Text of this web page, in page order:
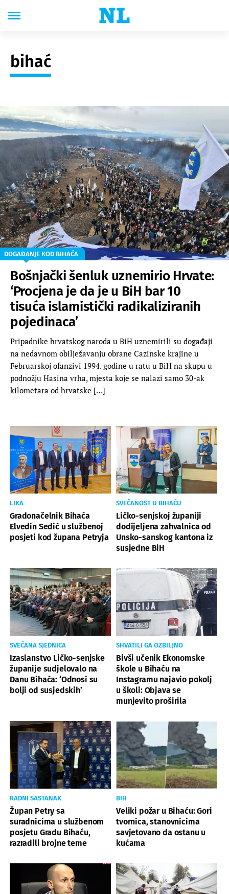
bihać
DOGAĐANJE KOD BIHAĆA
Bošnjački šenluk uznemirio Hrvate:
‘Procjena je da je u BiH bar 10
tisuća islamistički radikaliziranih
pojedinaca’
Pripadnike hrvatskog naroda u BiH uznemirili su događaji
na nedavnom obilježavanju obrane Cazinske krajine u
Februarskoj ofanzivi 1994. godine u ratu u BiH na skupu u
podnožju Hasina vrha, mjesta koje se nalazi samo 30-ak
kilometara od hrvatske […]
LIKA
Gradonačelnik Bihaća
Elvedin Sedić u službenoj
posjeti kod župana Petryja
SVEČANOST U BIHAĆU
Ličko-senjskoj županiji
dodijeljena zahvalnica od
Unsko-sanskog kantona iz
susjedne BiH
SVEČANA SJEDNICA
Izaslanstvo Ličko-senjske
županije sudjelovalo na
Danu Bihaća: ‘Odnosi su
bolji od susjedskih’
SHVATILI GA OZBILJNO
Bivši učenik Ekonomske
škole u Bihaću na
Instagramu najavio pokolj
u školi: Objava se
munjevito proširila
RADNI SASTANAK
Župan Petry sa
suradnicima u službenom
posjetu Gradu Bihaću,
razradili brojne teme
BIH
Veliki požar u Bihaću: Gori
tvornica, stanovnicima
savjetovano da ostanu u
kućama